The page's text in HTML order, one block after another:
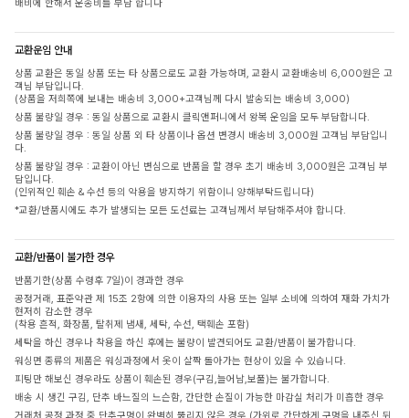
배비에 한해서 운송비를 부담 합니다
교환운임 안내
상품 교환은 동일 상품 또는 타 상품으로도 교환 가능하며, 교환시 교환배송비 6,000원은 고
객님 부담입니다.
(상품을 저희쪽에 보내는 배송비 3,000+고객님께 다시 발송되는 배송비 3,000)
상품 불량일 경우 : 동일 상품으로 교환시 클릭앤퍼니에서 왕복 운임을 모두 부담합니다.
상품 불량일 경우 : 동일 상품 외 타 상품이나 옵션 변경시 배송비 3,000원 고객님 부담입니
다.
상품 불량일 경우 : 교환이 아닌 변심으로 반품을 할 경우 초기 배송비 3,000원은 고객님 부
담입니다.
(인위적인 훼손 & 수선 등의 악용을 방지하기 위함이니 양해부탁드립니다)
*교환/반품시에도 추가 발생되는 모든 도선료는 고객님께서 부담해주셔야 합니다.
교환/반품이 불가한 경우
반품기한(상품 수령후 7일)이 경과한 경우
공정거래, 표준약관 제 15조 2항에 의한 이용자의 사용 또는 일부 소비에 의하여 재화 가치가
현저히 감소한 경우
(착용 흔적, 화장품, 탈취제 냄새, 세탁, 수선, 택훼손 포함)
세탁을 하신 경우나 착용을 하신 후에는 불량이 발견되어도 교환/반품이 불가합니다.
워싱면 종류의 제품은 워싱과정에서 옷이 살짝 돌아가는 현상이 있을 수 있습니다.
피팅만 해보신 경우라도 상품이 훼손된 경우(구김,늘어남,보풀)는 불가합니다.
배송 시 생긴 구김, 단추 바느질의 느슨함, 간단한 손질이 가능한 마감실 처리가 미흡한 경우